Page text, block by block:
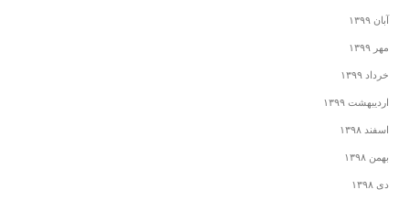
آبان ۱۳۹۹
مهر ۱۳۹۹
خرداد ۱۳۹۹
اردیبهشت ۱۳۹۹
اسفند ۱۳۹۸
بهمن ۱۳۹۸
دی ۱۳۹۸